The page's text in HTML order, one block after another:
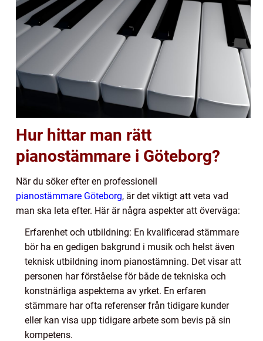
Hur hittar man rätt
pianostämmare i Göteborg?
När du söker efter en professionell
pianostämmare Göteborg, är det viktigt att veta vad
man ska leta efter. Här är några aspekter att överväga:
Erfarenhet och utbildning: En kvalificerad stämmare
bör ha en gedigen bakgrund i musik och helst även
teknisk utbildning inom pianostämning. Det visar att
personen har förståelse för både de tekniska och
konstnärliga aspekterna av yrket. En erfaren
stämmare har ofta referenser från tidigare kunder
eller kan visa upp tidigare arbete som bevis på sin
kompetens.